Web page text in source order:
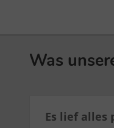
Was
Es lief alles